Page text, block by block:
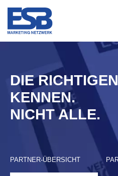
DIE
KENNEN.
NICHT ALLE.
PARTNER-ÜBERSICHT